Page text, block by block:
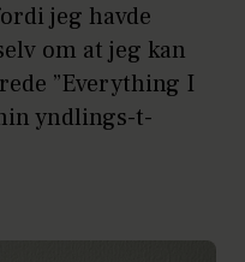
jeg havde
om at jeg kan
”Everything I
yndlings-t-